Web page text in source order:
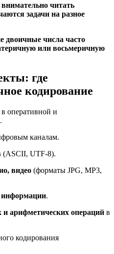
читать
задачи на разное
двоичные числа часто
или восьмеричную
где
кодирование
в оперативной и
каналам.
(ASCII, UTF-8).
видео (форматы JPG, MP3,
.
и арифметических операций в